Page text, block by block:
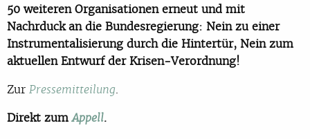
50 weiteren Organisationen erneut und mit
Nachrduck an die Bundesregierung: Nein zu einer
Instrumentalisierung durch die Hintertür, Nein zum
aktuellen Entwurf der Krisen-Verordnung!
Zur Pressemitteilung.
Direkt zumAppell.